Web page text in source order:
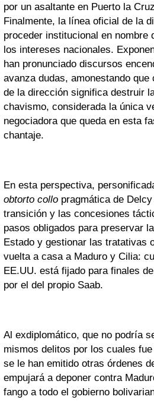
por un asaltante en Puerto la
Finalmente, la línea oficial de la
proceder institucional en nombre
los intereses nacionales.
han pronunciado discursos
avanza dudas, amonestando
de la dirección significa destruir
chavismo, considerada la única
negociadora que queda en esta
chantaje.
En esta perspectiva,
obtorto collo pragmática de
transición y las concesiones
pasos obligados para preservar
Estado y gestionar las tratativas
vuelta a casa a Maduro y Cilia:
EE.UU. está fijado para finales
por el del propio Saab.
Al exdiplomático, que no podría
mismos delitos por los cuales
se le han emitido otras órdenes
empujará a deponer contra
fango a todo el gobierno